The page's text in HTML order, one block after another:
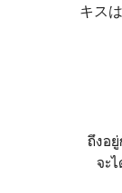
キス
ถึงอ
จะ